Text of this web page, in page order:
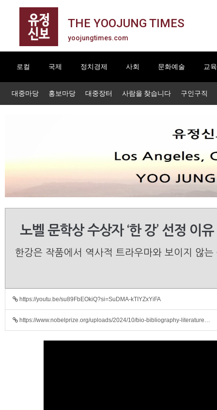
THE YOOJUNG TIMES
yoojungtimes.com
로컬 국제 정치경제 사회 문화예술 교육
대중마당 홍보마당 대중장터 사람을 찾습니다 구인구직
노벨 문학상 수상자 ‘한 강’ 선정 이유
한강은 작품에서 역사적 트라우마와 보이지 않
https://youtu.be/su89FbEOkiQ?si=SuDMA-kTIYZxYiFA
https://www.nobelprize.org/uploads/2024/10/bio-bibliography-literature…